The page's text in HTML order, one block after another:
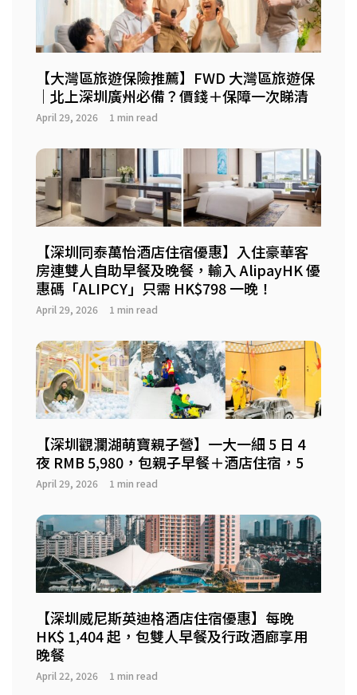
【大灣區旅遊保險推薦】FWD 大灣區旅遊保
｜北上深圳廣州必備？價錢＋保障一次睇清
April 29, 2026 1 min read
【深圳同泰萬怡酒店住宿優惠】入住豪華客
房連雙人自助早餐及晚餐，輸入 AlipayHK 優
惠碼「ALIPCY」只需 HK$798 一晚！
April 29, 2026 1 min read
【深圳觀瀾湖萌寶親子營】一大一細 5 日 4
夜 RMB 5,980，包親子早餐＋酒店住宿，5
April 29, 2026 1 min read
【深圳威尼斯英迪格酒店住宿優惠】每晚
HK$ 1,404 起，包雙人早餐及行政酒廊享用
晚餐
April 22, 2026 1 min read